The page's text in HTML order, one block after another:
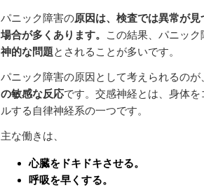
パニック障害の原因は、検査では異常が見
場合が多くあります。
この結果、パニック
神的な問題とされることが多いです。
パニック障害の原因として考えられるのが
の敏感な反応です。 交感神経とは、身体を
ルする自律神経系の一つです。
主な働きは、
心臓をドキドキさせる。
呼吸を早くする。